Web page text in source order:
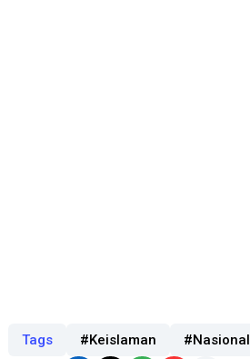
Tags #Keislaman #Nasional